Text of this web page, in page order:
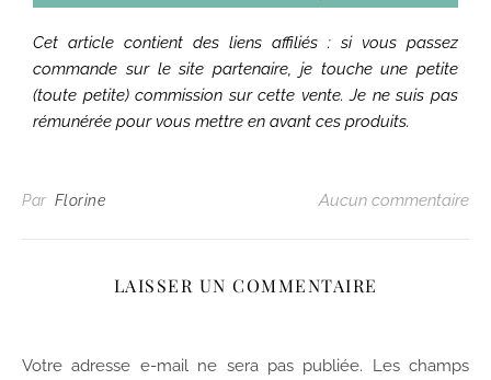
Cet article contient des liens affiliés : si vous passez
commande sur le site partenaire, je touche une petite
(toute petite) commission sur cette vente. Je ne suis pas
rémunérée pour vous mettre en avant ces produits.
Par Florine Aucun commentaire
LAISSER UN COMMENTAIRE
Votre adresse e-mail ne sera pas publiée.
Les champs